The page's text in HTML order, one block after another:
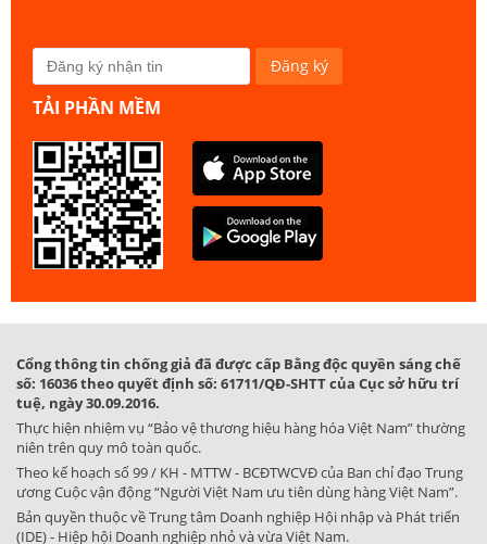
TẢI PHẦN MỀM
Cổng thông tin chống giả đã được cấp Bằng độc quyền sáng chế
số: 16036 theo quyết định số: 61711/QĐ-SHTT của Cục sở hữu trí
tuệ, ngày 30.09.2016.
Thực hiện nhiệm vụ “Bảo vệ thương hiệu hàng hóa Việt Nam” thường
niên trên quy mô toàn quốc.
Theo kế hoạch số 99 / KH - MTTW - BCĐTWCVĐ của Ban chỉ đạo Trung
ương Cuộc vận động “Người Việt Nam ưu tiên dùng hàng Việt Nam”.
Bản quyền thuộc về Trung tâm Doanh nghiệp Hội nhập và Phát triển
(IDE) - Hiệp hội Doanh nghiệp nhỏ và vừa Việt Nam.